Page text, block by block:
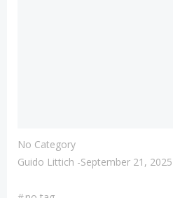
No Category
Guido Littich -September 21, 2025